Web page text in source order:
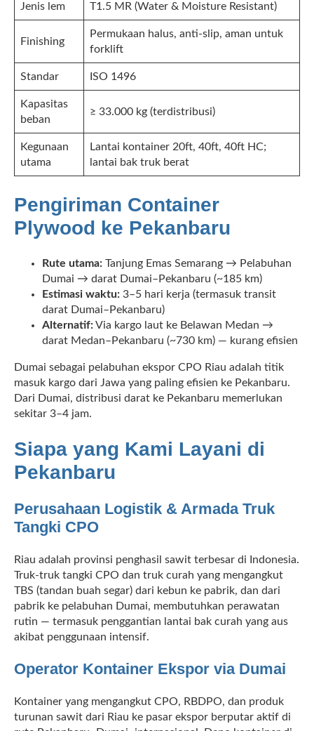
Jenis lem T1.5 MR (Water & Moisture Resistant)
Finishing
Permukaan halus, anti-slip, aman untuk
forklift
Standar ISO 1496
Kapasitas
beban
≥ 33.000 kg (terdistribusi)
Kegunaan
utama
Lantai kontainer 20ft, 40ft, 40ft HC;
lantai bak truk berat
Pengiriman Container
Plywood ke Pekanbaru
Rute utama: Tanjung Emas Semarang → Pelabuhan
Dumai → darat Dumai–Pekanbaru (~185 km)
Estimasi waktu: 3–5 hari kerja (termasuk transit
darat Dumai–Pekanbaru)
Alternatif:Via kargo laut ke Belawan Medan →
darat Medan–Pekanbaru (~730 km) — kurang efisien
Dumai sebagai pelabuhan ekspor CPO Riau adalah titik
masuk kargo dari Jawa yang paling efisien ke Pekanbaru.
Dari Dumai, distribusi darat ke Pekanbaru memerlukan
sekitar 3–4 jam.
Siapa yang Kami Layani di
Pekanbaru
Perusahaan Logistik & Armada Truk
Tangki CPO
Riau adalah provinsi penghasil sawit terbesar di Indonesia.
Truk-truk tangki CPO dan truk curah yang mengangkut
TBS (tandan buah segar) dari kebun ke pabrik, dan dari
pabrik ke pelabuhan Dumai, membutuhkan perawatan
rutin — termasuk penggantian lantai bak curah yang aus
akibat penggunaan intensif.
Operator Kontainer Ekspor via Dumai
Kontainer yang mengangkut CPO, RBDPO, dan produk
turunan sawit dari Riau ke pasar ekspor berputar aktif di